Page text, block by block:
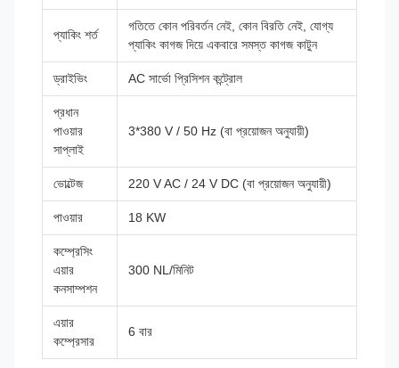
প্যাকিং শর্ত
গতিতে কোন পরিবর্তন নেই, কোন বিরতি নেই, যোগ্য
প্যাকিং কাগজ দিয়ে একবারে সমস্ত কাগজ কাটুন
ড্রাইভিং AC সার্ভো প্রিসিশন কন্ট্রোল
প্রধান
পাওয়ার
সাপ্লাই
3*380 V / 50 Hz (বা প্রয়োজন অনুযায়ী)
ভোল্টেজ 220 V AC / 24 V DC (বা প্রয়োজন অনুযায়ী)
পাওয়ার 18 KW
কম্প্রেসিং
এয়ার
কনসাম্পশন
300 NL/মিনিট
এয়ার
কম্প্রেসার
6 বার